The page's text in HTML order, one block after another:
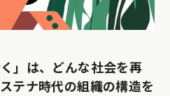
」は、どんな社会を再
テナ時代の組織の構造を